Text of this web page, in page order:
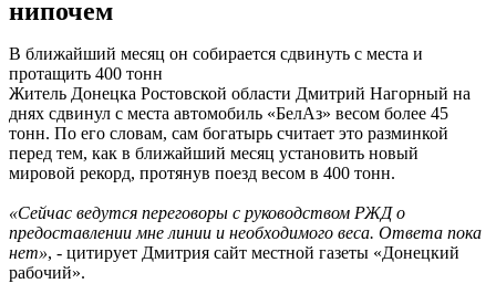
нипочем
В ближайший месяц он собирается сдвинуть с места и
протащить 400 тонн
Житель Донецка Ростовской области Дмитрий Нагорный на
днях сдвинул с места автомобиль «БелАз» весом более 45
тонн. По его словам, сам богатырь считает это разминкой
перед тем, как в ближайший месяц установить новый
мировой рекорд, протянув поезд весом в 400 тонн.
«Сейчас ведутся переговоры с руководством РЖД о
предоставлении мне линии и необходимого веса. Ответа пока
нет», - цитирует Дмитрия сайт местной газеты «Донецкий
рабочий».